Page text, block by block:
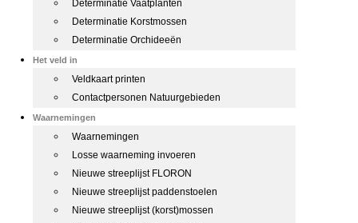
Determinatie Vaatplanten
Determinatie Korstmossen
Determinatie Orchideeën
Het veld in
Veldkaart printen
Contactpersonen Natuurgebieden
Waarnemingen
Waarnemingen
Losse waarneming invoeren
Nieuwe streeplijst FLORON
Nieuwe streeplijst paddenstoelen
Nieuwe streeplijst (korst)mossen